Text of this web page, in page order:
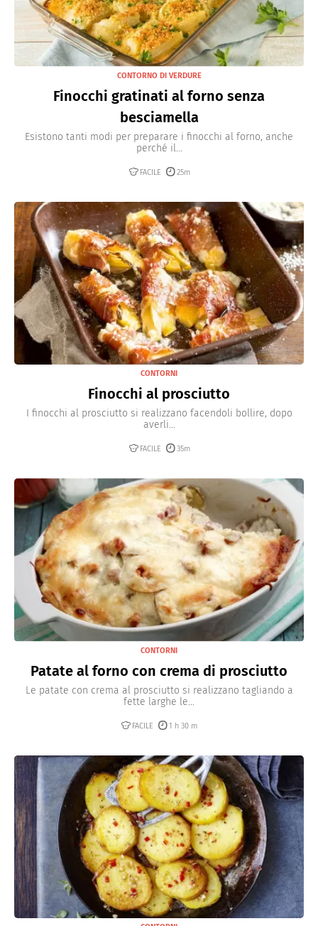
CONTORNO DI VERDURE
Finocchi gratinati al forno senza
besciamella
Esistono tanti modi per preparare i finocchi al forno, anche
perché il...
FACILE 25m
CONTORNI
Finocchi al prosciutto
I finocchi al prosciutto si realizzano facendoli bollire, dopo
averli...
FACILE 35m
CONTORNI
Patate al forno con crema di prosciutto
Le patate con crema al prosciutto si realizzano tagliando a
fette larghe le...
FACILE 1 h 30 m